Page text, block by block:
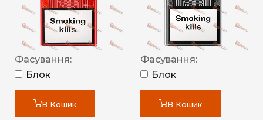
Фасування:
Блок
В Кошик
Фасування:
Блок
В Кошик